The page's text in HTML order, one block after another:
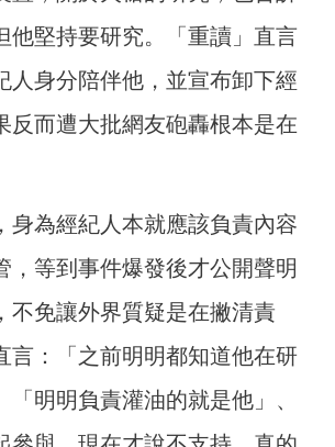
他堅持要研究。「重讀」直言
人身分陪伴他，並宣布卸下經
反而遭大批網友砲轟根本是在
身為經紀人本就應該負責內容
，等到事件爆發後才公開聲明
不免讓外界質疑是在撇清責
言：「之前明明都知道他在研
「明明負責灌油的就是他」、